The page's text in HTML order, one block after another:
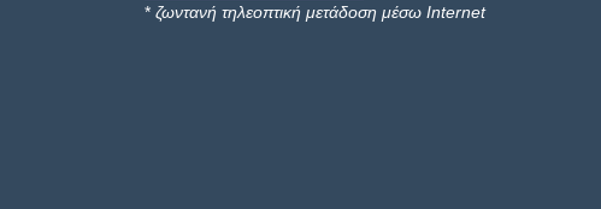
* ζωντανή τηλεοπτική μετάδοση μέσω Internet